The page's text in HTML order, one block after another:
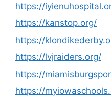
https://
https://kanstop.org/
https://
https://lvjraiders.org/
https://
https://